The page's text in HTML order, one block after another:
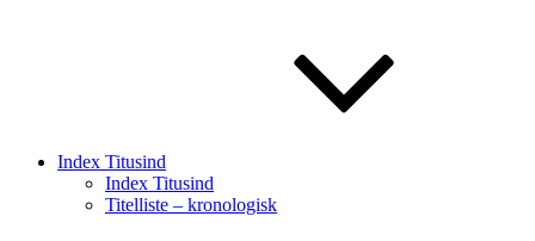
Index Titusind
Index Titusind
Titelliste – kronologisk